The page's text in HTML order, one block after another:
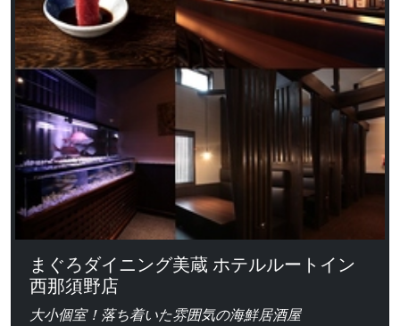
まぐろダイニング美蔵 ホテルルートイン
西那須野店
大小個室！落ち着いた雰囲気の海鮮居酒屋